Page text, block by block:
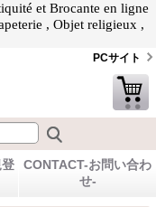
et Brocante en ligne
, Objet religieux ,
PCサイト
CONTACT-お問い合わ
せ-